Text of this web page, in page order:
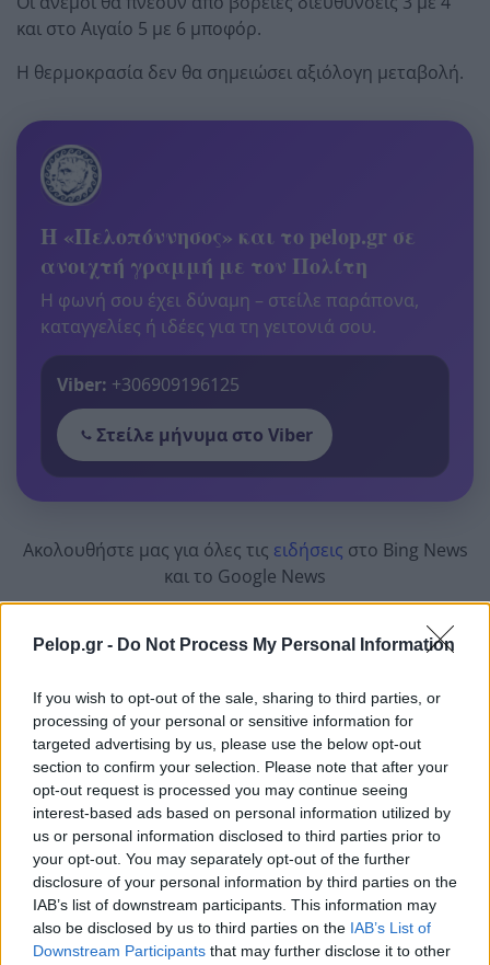
Pelop.gr - Do Not Process My Personal Information
If you wish to opt-out of the sale, sharing to third parties, or
processing of your personal or sensitive information for
targeted advertising by us, please use the below opt-out
section to confirm your selection. Please note that after your
opt-out request is processed you may continue seeing
interest-based ads based on personal information utilized by
us or personal information disclosed to third parties prior to
your opt-out. You may separately opt-out of the further
disclosure of your personal information by third parties on the
IAB’s list of downstream participants. This information may
also be disclosed by us to third parties on the IAB’s List of
Downstream Participants that may further disclose it to other
και στο Αιγαίο 5 με 6 μποφόρ.
Η θερμοκρασία δεν θα σημειώσει αξιόλογη μεταβολή.
Η «Πελοπόννησος» και το pelop.gr σε
ανοιχτή γραμμή με τον Πολίτη
Η φωνή σου έχει δύναμη – στείλε παράπονα,
καταγγελίες ή ιδέες για τη γειτονιά σου.
Viber: +306909196125
Στείλε μήνυμα στο Viber
Ακολουθήστε μας για όλες τις ειδήσεις στο Bing News
και το Google News
Από το Δίκτυο